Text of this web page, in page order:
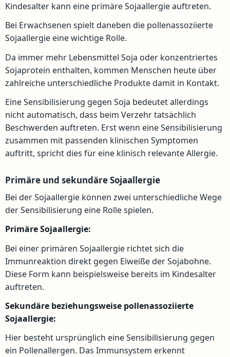
Kindesalter kann eine primäre Sojaallergie auftreten.
Bei Erwachsenen spielt daneben die pollenassoziierte
Sojaallergie eine wichtige Rolle.
Da immer mehr Lebensmittel Soja oder konzentriertes
Sojaprotein enthalten, kommen Menschen heute über
zahlreiche unterschiedliche Produkte damit in Kontakt.
Eine Sensibilisierung gegen Soja bedeutet allerdings
nicht automatisch, dass beim Verzehr tatsächlich
Beschwerden auftreten. Erst wenn eine Sensibilisierung
zusammen mit passenden klinischen Symptomen
auftritt, spricht dies für eine klinisch relevante Allergie.
Primäre und sekundäre Sojaallergie
Bei der Sojaallergie können zwei unterschiedliche Wege
der Sensibilisierung eine Rolle spielen.
Primäre Sojaallergie:
Bei einer primären Sojaallergie richtet sich die
Immunreaktion direkt gegen Eiweiße der Sojabohne.
Diese Form kann beispielsweise bereits im Kindesalter
auftreten.
Sekundäre beziehungsweise pollenassoziierte
Sojaallergie:
Hier besteht ursprünglich eine Sensibilisierung gegen
ein Pollenallergen. Das Immunsystem erkennt